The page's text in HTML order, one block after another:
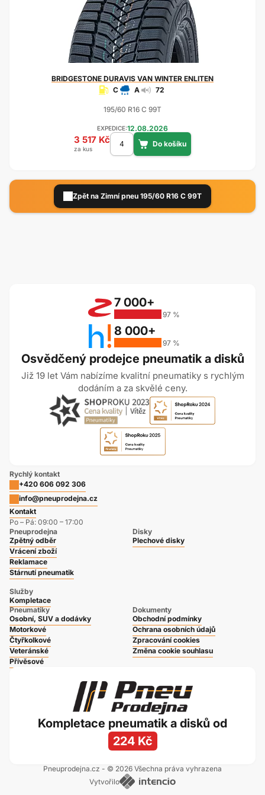
BRIDGESTONE DURAVIS VAN WINTER ENLITEN
C
A 72
195/60 R16 C 99T
EXPEDICE:12.08.2026
3 517 Kč
za kus
Zpět na Zimní pneu 195/60 R16 C 99T
Osvědčený prodejce pneumatik a disků
Již 19 let Vám nabízíme kvalitní pneumatiky s rychlým
dodáním a za skvělé ceny.
7 000+
97 %
8 000+
97 %
Rychlý kontakt
+420 606 092 306
info@pneuprodejna.cz
Kontakt
Po – Pá: 09:00 – 17:00
Pneuprodejna
Zpětný odběr
Vrácení zboží
Reklamace
Stárnutí pneumatik
Služby
Kompletace
Disky
Plechové disky
Pneumatiky
Osobní, SUV a dodávky
Motorkové
Čtyřkolkové
Veteránské
Přívěsové
Dokumenty
Obchodní podmínky
Ochrana osobních údajů
Zpracování cookies
Změna cookie souhlasu
Kompletace pneumatik a disků od
224 Kč
Pneuprodejna.cz - © 2026 Všechna práva vyhrazena
Vytvořilo